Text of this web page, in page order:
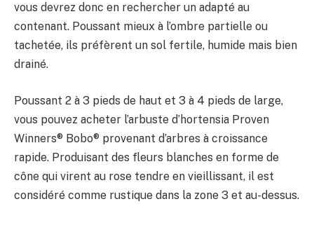
vous devrez donc en rechercher un adapté au
contenant. Poussant mieux à l’ombre partielle ou
tachetée, ils préfèrent un sol fertile, humide mais bien
drainé.
Poussant 2 à 3 pieds de haut et 3 à 4 pieds de large,
vous pouvez acheter l’arbuste d’hortensia Proven
Winners® Bobo® provenant d’arbres à croissance
rapide. Produisant des fleurs blanches en forme de
cône qui virent au rose tendre en vieillissant, il est
considéré comme rustique dans la zone 3 et au-dessus.